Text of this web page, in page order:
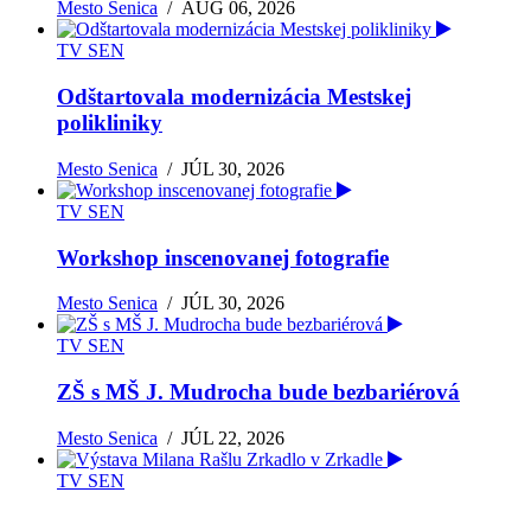
Mesto Senica /AUG 06, 2026
TV SEN
Odštartovala modernizácia Mestskej
polikliniky
Mesto Senica /JÚL 30, 2026
TV SEN
Workshop inscenovanej fotografie
Mesto Senica /JÚL 30, 2026
TV SEN
ZŠ s MŠ J. Mudrocha bude bezbariérová
Mesto Senica /JÚL 22, 2026
TV SEN